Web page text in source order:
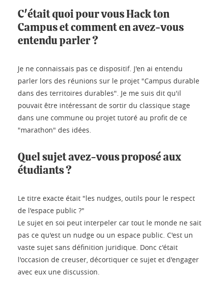
C'était quoi pour vous Hack ton
Campus et comment en avez-vous
entendu parler ?
Je ne connaissais pas ce dispositif. J'en ai entendu
parler lors des réunions sur le projet "Campus durable
dans des territoires durables". Je me suis dit qu'il
pouvait être intéressant de sortir du classique stage
dans une commune ou projet tutoré au profit de ce
"marathon" des idées.
Quel sujet avez-vous proposé aux
étudiants ?
Le titre exacte était "les nudges, outils pour le respect
de l'espace public ?"
Le sujet en soi peut interpeler car tout le monde ne sait
pas ce qu'est un nudge ou un espace public. C'est un
vaste sujet sans définition juridique. Donc c'était
l'occasion de creuser, décortiquer ce sujet et d'engager
avec eux une discussion.